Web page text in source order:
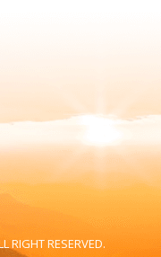
RIGHT RESERVED.